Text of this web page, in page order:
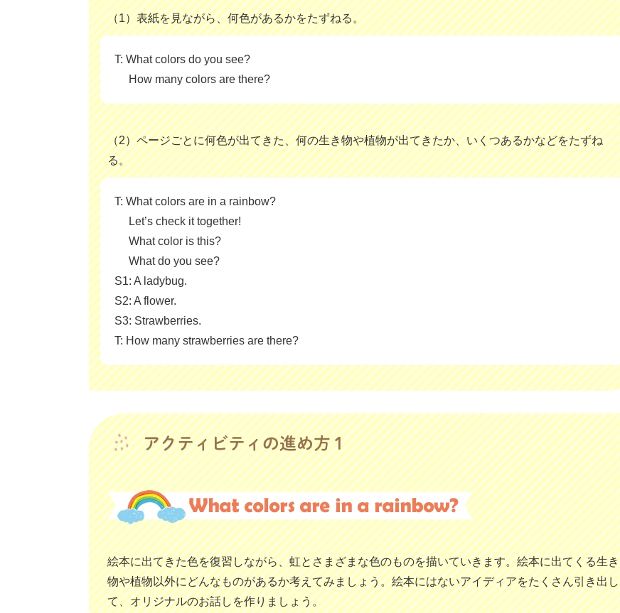
（1）表紙を見ながら、何色があるかをたずねる。
T: What colors do you see?
How many colors are there?
（2）ページごとに何色が出てきた、何の生き物や植物が出てきたか、いくつあるかなどをたずね
る。
T: What colors are in a rainbow?
Let’s check it together!
What color is this?
What do you see?
S1: A ladybug.
S2: A flower.
S3: Strawberries.
T: How many strawberries are there?
絵本に出てきた色を復習しながら、虹とさまざまな色のものを描いていきます。絵本に出てくる生き
物や植物以外にどんなものがあるか考えてみましょう。絵本にはないアイディアをたくさん引き出し
て、オリジナルのお話しを作りましょう。